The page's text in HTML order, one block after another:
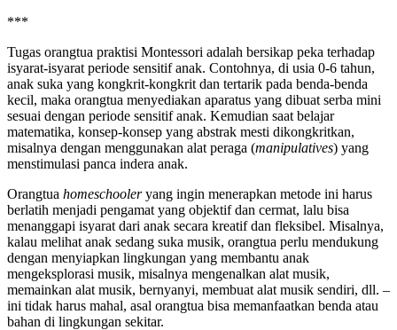
***
Tugas orangtua praktisi Montessori adalah bersikap peka terhadap
isyarat-isyarat periode sensitif anak. Contohnya, di usia 0-6 tahun,
anak suka yang kongkrit-kongkrit dan tertarik pada benda-benda
kecil, maka orangtua menyediakan aparatus yang dibuat serba mini
sesuai dengan periode sensitif anak. Kemudian saat belajar
matematika, konsep-konsep yang abstrak mesti dikongkritkan,
misalnya dengan menggunakan alat peraga (manipulatives) yang
menstimulasi panca indera anak.
Orangtua homeschooleryang ingin menerapkan metode ini harus
berlatih menjadi pengamat yang objektif dan cermat, lalu bisa
menanggapi isyarat dari anak secara kreatif dan fleksibel. Misalnya,
kalau melihat anak sedang suka musik, orangtua perlu mendukung
dengan menyiapkan lingkungan yang membantu anak
mengeksplorasi musik, misalnya mengenalkan alat musik,
memainkan alat musik, bernyanyi, membuat alat musik sendiri, dll. –
ini tidak harus mahal, asal orangtua bisa memanfaatkan benda atau
bahan di lingkungan sekitar.